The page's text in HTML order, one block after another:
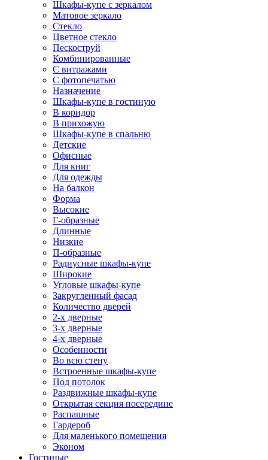
Шкафы-купе с зеркалом
Матовое зеркало
Стекло
Цветное стекло
Пескоструй
Комбинированные
С витражами
С фотопечатью
Назначение
Шкафы-купе в гостиную
В коридор
В прихожую
Шкафы-купе в спальню
Детские
Офисные
Для книг
Для одежды
На балкон
Форма
Высокие
Г-образные
Длинные
Низкие
П-образные
Радиусные шкафы-купе
Широкие
Угловые шкафы-купе
Закругленный фасад
Количество дверей
2-х дверные
3-х дверные
4-х дверные
Особенности
Во всю стену
Встроенные шкафы-купе
Под потолок
Раздвижные шкафы-купе
Открытая секция посередине
Распашные
Гардероб
Для маленького помещения
Эконом
Гостиные